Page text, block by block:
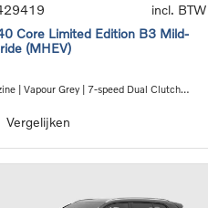
incl. BTW
Core Limited Edition B3 Mild-
(MHEV)
| Vapour Grey | 7-speed Dual Clutch
Vergelijken